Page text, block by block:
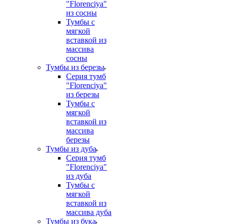
"Florenciya"
из сосны
Тумбы с
мягкой
вставкой из
массива
сосны
Тумбы из березы
Серия тумб
"Florenciya"
из березы
Тумбы с
мягкой
вставкой из
массива
березы
Тумбы из дуба
Серия тумб
"Florenciya"
из дуба
Тумбы с
мягкой
вставкой из
массива дуба
Тумбы из бука